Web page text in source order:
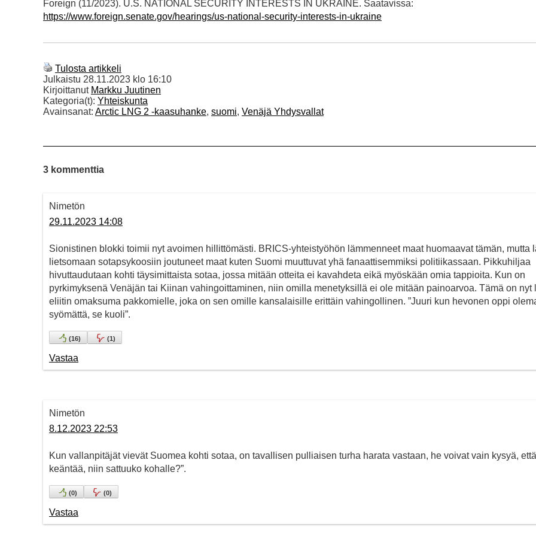
Foreign (11/2023). U.S. NATIONAL SECURITY INTERESTS IN UKRAINE. Saatavissa:
https://www.foreign.senate.gov/hearings/us-national-security-interests-in-ukraine
Tulosta artikkeli
Julkaistu 28.11.2023 klo 16:10
Kirjoittanut Markku Juutinen
Kategoria(t): Yhteiskunta
Avainsanat: Arctic LNG 2 -kaasuhanke, suomi, Venäjä Yhdysvallat
3 kommenttia
Nimetön
29.11.2023 14:08
Sionistinen blokki toimii nyt avoimen hillittömästi. BRICS-yhteistyöhön lämmenneet maat huomaavat tämän, mutta
lietsomaan sotapsykoosiin joutuneet maat kuten Suomi muuttuvat yhä fanaattisemmiksi politiikassaan. Pikkuhiljaa
hivuttaudutaan kohti täysimittaista sotaa, jossa mitään otteita ei kavahdeta eikä myöskään omia tappioita. Kun on
pyrkimyksenä Venäjän tai Kiinan vahingoittaminen, niin omilla menetyksillä ei ole mitään painoarvoa. Tämä on nyt
eliitin omaksuma pakkomielle, joka on sen omille kansalaisille erittäin vahingollinen. ”Juuri kun hevonen oppi
syömättä, se kuoli”.
(16) (1)
Vastaa
Nimetön
8.12.2023 22:53
Kun vallanpitäjät vievät Suomea kohti sotaa, on tavallisen pulliaisen turha harata vastaan, he voivat vain kysyä,
keäntää, niin sattuuko kohalle?”.
(0) (0)
Vastaa